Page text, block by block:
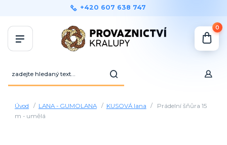
+420 607 638 747
0
Úvod LANA - GUMOLANA KUSOVÁ lana
Prádelní šňůra 15
m - umělá